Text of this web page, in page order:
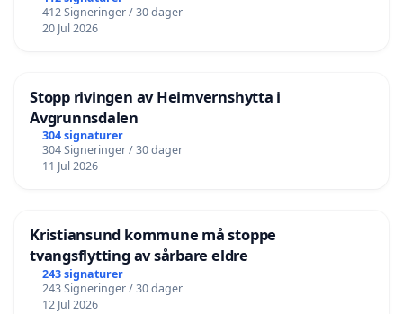
412 Signeringer / 30 dager
20 Jul 2026
Stopp rivingen av Heimvernshytta i
Avgrunnsdalen
304 signaturer
304 Signeringer / 30 dager
11 Jul 2026
Kristiansund kommune må stoppe
tvangsflytting av sårbare eldre
243 signaturer
243 Signeringer / 30 dager
12 Jul 2026